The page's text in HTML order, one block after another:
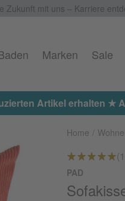
Zukunft mit uns – Karriere
Marken Sale
Artikel erhalten ★
Home
PAD